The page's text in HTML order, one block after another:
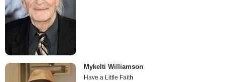
Mykelti Williamson
Have a Little Faith